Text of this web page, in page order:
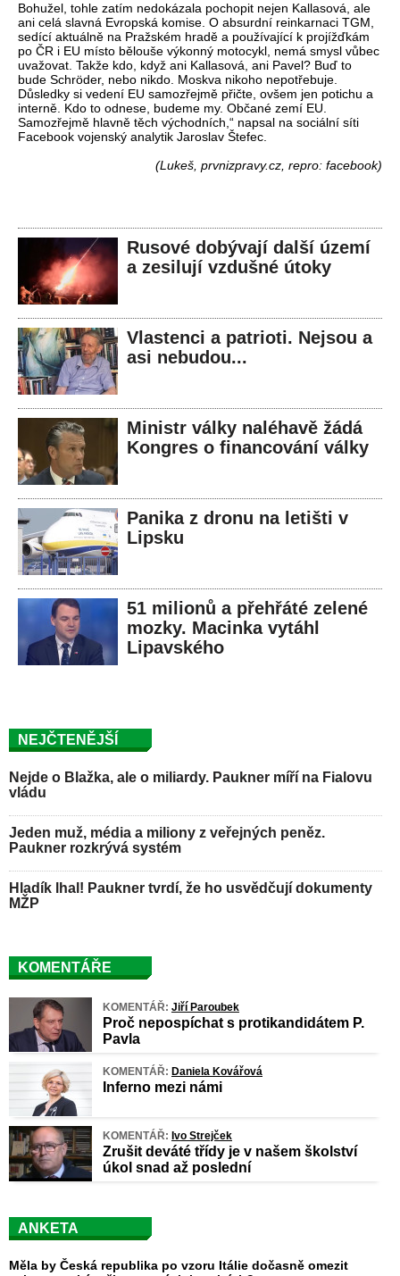
Bohužel, tohle zatím nedokázala pochopit nejen Kallasová, ale
ani celá slavná Evropská komise. O absurdní reinkarnaci TGM,
sedící aktuálně na Pražském hradě a používající k projížďkám
po ČR i EU místo bělouše výkonný motocykl, nemá smysl vůbec
uvažovat. Takže kdo, když ani Kallasová, ani Pavel? Buď to
bude Schröder, nebo nikdo. Moskva nikoho nepotřebuje.
Důsledky si vedení EU samozřejmě přičte, ovšem jen potichu a
interně. Kdo to odnese, budeme my. Občané zemí EU.
Samozřejmě hlavně těch východních,“ napsal na sociální síti
Facebook vojenský analytik Jaroslav Štefec.
(Lukeš, prvnizpravy.cz, repro: facebook)
Rusové dobývají další území
a zesilují vzdušné útoky
Vlastenci a patrioti. Nejsou a
asi nebudou...
Ministr války naléhavě žádá
Kongres o financování války
Panika z dronu na letišti v
Lipsku
51 milionů a přehřáté zelené
mozky. Macinka vytáhl
Lipavského
NEJČTENĚJŠÍ
Nejde o Blažka, ale o miliardy. Paukner míří na Fialovu
vládu
Jeden muž, média a miliony z veřejných peněz.
Paukner rozkrývá systém
Hladík lhal! Paukner tvrdí, že ho usvědčují dokumenty
MŽP
KOMENTÁŘE
KOMENTÁŘ: Jiří Paroubek
Proč nepospíchat s protikandidátem P.
Pavla
KOMENTÁŘ: Daniela Kovářová
Inferno mezi námi
KOMENTÁŘ: Ivo Strejček
Zrušit deváté třídy je v našem školství
úkol snad až poslední
ANKETA
Měla by Česká republika po vzoru Itálie dočasně omezit